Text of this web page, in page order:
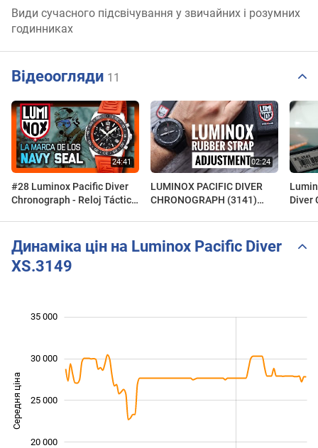
Види сучасного підсвічування у звичайних і розумних
годинниках
Відеоогляди 11
#28 Luminox Pacific Diver
Chronograph - Reloj Táctico
LUMINOX PACIFIC DIVER
CHRONOGRAPH (3141)
Diver
Динаміка цін на Luminox Pacific Diver
XS.3149
Середня ціна 18 000
20 000
35 000
30 000
25 000